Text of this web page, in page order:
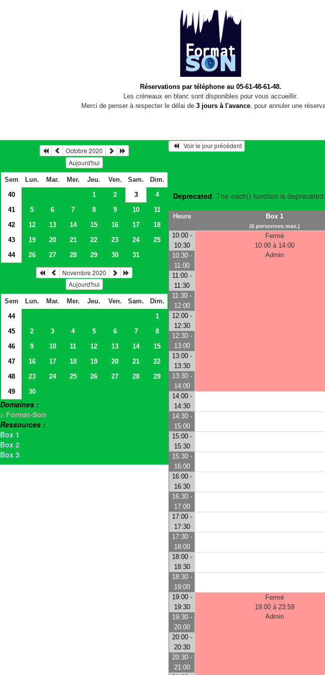
Réservations par téléphone au 05-61-48-61-48.
Les créneaux en blanc sont disponibles pour vous accueillir.
Merci de penser à respecter le délai de 3 jours à l'avance, pour annuler une
Octobre 2020
Aujourd'hui
Sem Lun. Mar. Mer. Jeu. Ven. Sam.
Dim.
40
1 2 3
4
41
5 6 7 8 9 10
11
42
12 13 14 15 16 17
18
43
19 20 21 22 23 24
25
44
26 27 28 29 30 31
Novembre 2020
Aujourd'hui
Sem Lun. Mar. Mer. Jeu. Ven. Sam.
Dim.
44
1
45
2 3 4 5 6 7
8
46
9 10 11 12 13 14
15
47
16 17 18 19 20 21
22
48
23 24 25 26 27 28
29
49
30
Domaines :
> Format-Son
Ressources :
Box 1
Box 2
Box 3
   Voir le jour précédent
Deprecated: The each() function is
Heure Box 1
(6 personnes max.)
10:00 -
10:30
Fermé
10:00 à 14:00
Admin
10:30 -
11:00
11:00 -
11:30
11:30 -
12:00
12:00 -
12:30
12:30 -
13:00
13:00 -
13:30
13:30 -
14:00
14:00 -
14:30
14:30 -
15:00
15:00 -
15:30
15:30 -
16:00
16:00 -
16:30
16:30 -
17:00
17:00 -
17:30
17:30 -
18:00
18:00 -
18:30
18:30 -
19:00
19:00 -
19:30
Fermé
19:00 à 23:59
Admin
19:30 -
20:00
20:00 -
20:30
20:30 -
21:00